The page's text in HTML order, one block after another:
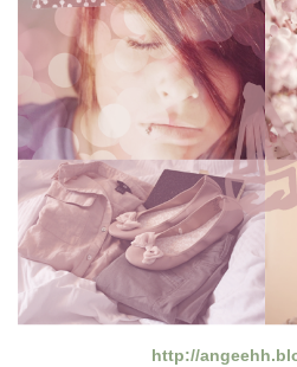
http://